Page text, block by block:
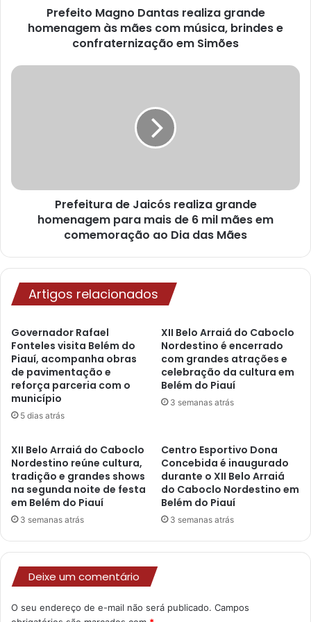
e
Prefeito Magno Dantas realiza grande
homenagem às mães com música, brindes e
confraternização em Simões
Prefeitura de Jaicós realiza grande
homenagem para mais de 6 mil mães em
comemoração ao Dia das Mães
Artigos relacionados
Governador Rafael
Fonteles visita Belém do
Piauí, acompanha obras
de pavimentação e
reforça parceria com o
município
5 dias atrás
XII Belo Arraiá do Caboclo
Nordestino é encerrado
com grandes atrações e
celebração da cultura em
Belém do Piauí
3 semanas atrás
XII Belo Arraiá do Caboclo
Nordestino reúne cultura,
tradição e grandes shows
na segunda noite de festa
em Belém do Piauí
3 semanas atrás
Centro Esportivo Dona
Concebida é inaugurado
durante o XII Belo Arraiá
do Caboclo Nordestino em
Belém do Piauí
3 semanas atrás
Deixe um comentário
O seu endereço de e-mail não será publicado. Campos